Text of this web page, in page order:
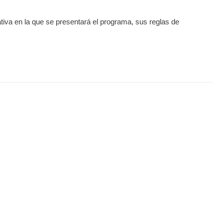
en la que se presentará el programa, sus reglas de